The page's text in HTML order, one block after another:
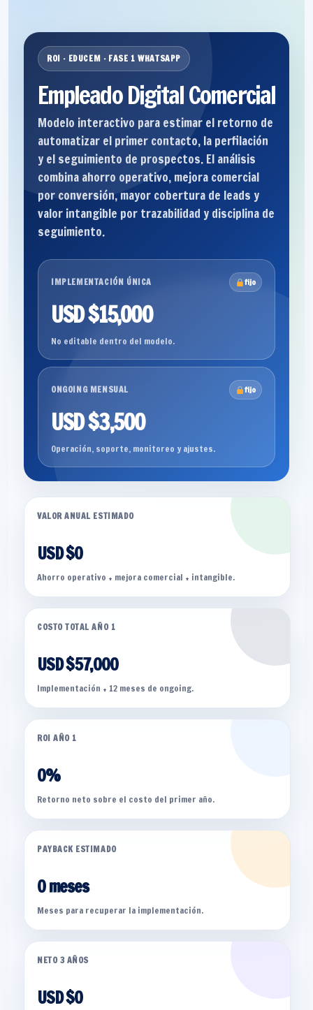
ROI · EDUCEM · FASE 1 WHATSAPP
Empleado Digital Comercial
Modelo interactivo para estimar el retorno de
automatizar el primer contacto, la perfilación
y el seguimiento de prospectos. El análisis
combina ahorro operativo, mejora comercial
por conversión, mayor cobertura de leads y
valor intangible por trazabilidad y disciplina de
seguimiento.
IMPLEMENTACIÓN ÚNICA fijo
USD $15,000
No editable dentro del modelo.
ONGOING MENSUAL fijo
USD $3,500
Operación, soporte, monitoreo y ajustes.
VALOR ANUAL ESTIMADO
USD $0
Ahorro operativo + mejora comercial + intangible.
COSTO TOTAL AÑO 1
USD $57,000
Implementación + 12 meses de ongoing.
ROI AÑO 1
0%
Retorno neto sobre el costo del primer año.
PAYBACK ESTIMADO
0 meses
Meses para recuperar la implementación.
NETO 3 AÑOS
USD $0